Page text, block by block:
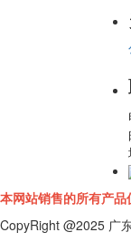
本网站销售的所有产品
CopyRight @2025